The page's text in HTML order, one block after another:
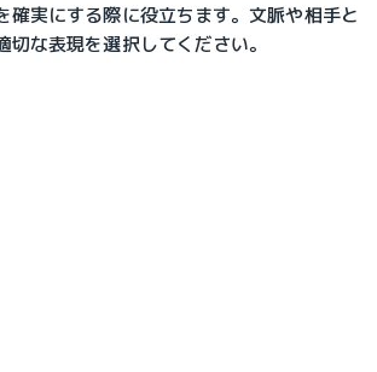
確実にする際に役立ちます。文脈や相手と
切な表現を選択してください。